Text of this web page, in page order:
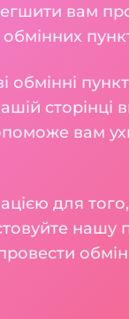
вам
обмінні
сторінці
вам
для